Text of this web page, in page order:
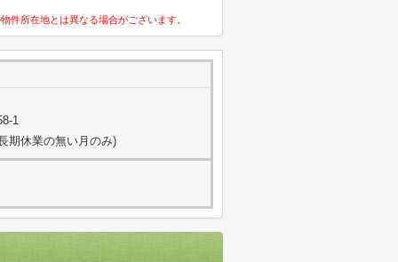
件所在地とは異なる場合がございます。
1
期休業の無い月のみ)